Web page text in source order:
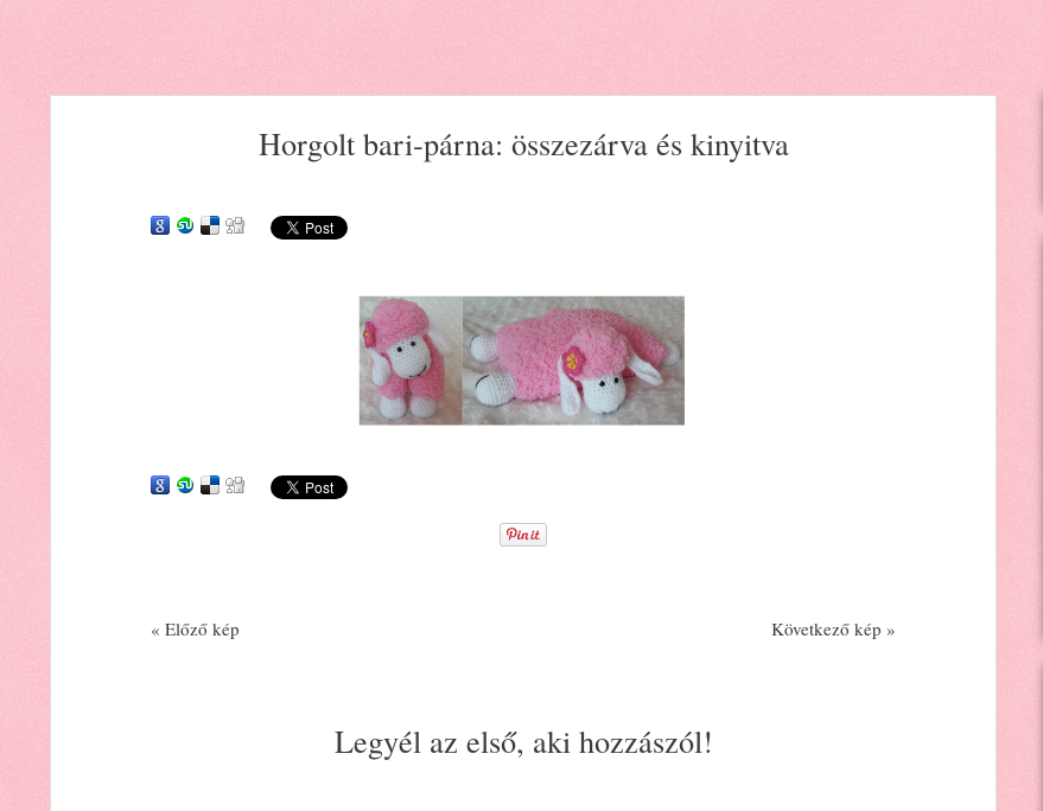
Horgolt bari-párna: összezárva és kinyitva
« Előző kép Következő kép »
Legyél az első, aki hozzászól!